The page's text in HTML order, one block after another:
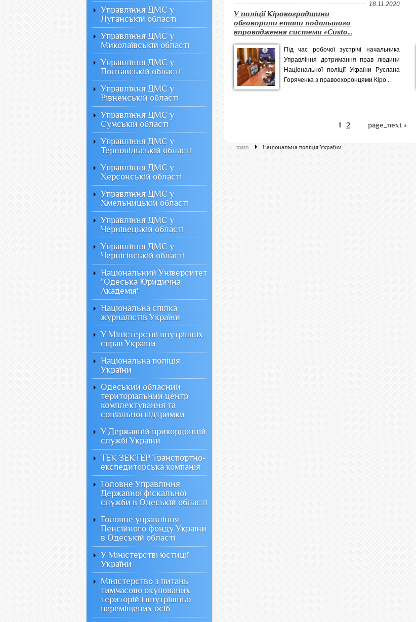
18.11.2020
У поліції Кіровоградщини
обговорили етапи подальшого
впровадження системи «Custo...
Під час робочої зустрічі начальника
Управління дотримання прав людини
Національної поліції України Руслана
Горяченка з правоохоронцями Кіро...
1 2 page_next »
main Національна поліція України
Управління ДМС у
Луганській області
Управління ДМС у
Миколаївській області
Управління ДМС у
Полтавській області
Управління ДМС у
Рівненській області
Управління ДМС у
Сумській області
Управління ДМС у
Тернопільській області
Управління ДМС у
Херсонській області
Управління ДМС у
Хмельницькій області
Управління ДМС у
Чернівецькій області
Управління ДМС у
Чернігівській області
Національний Університет
"Одеська Юридична
Академія"
Національна спілка
журналістів України
У Міністерстві внутрішніх
справ України
Національна поліція
України
Одеський обласний
територіальний центр
комплектування та
соціальної підтримки
У Державній прикордонній
службі України
ТЕК ЗЕКТЕР Транспортно-
експедиторська компанія
Головне Управління
Державної фіскальної
служби в Одеській області
Головне управління
Пенсійного фонду України
в Одеській області
У Міністерстві юстиції
України
Міністерство з питань
тимчасово окупованих
територій і внутрішньо
переміщених осіб